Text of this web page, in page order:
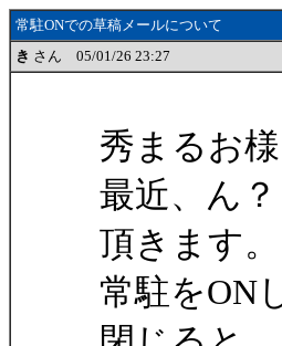
常駐ONでの草稿メールについて
き さん 05/01/26 23:27
秀まるお
最近、ん
頂きます。
常駐をON